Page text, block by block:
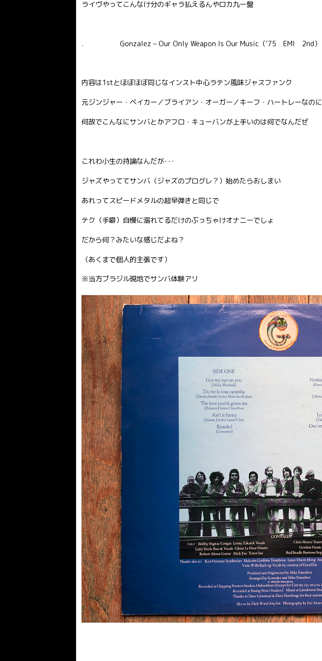
ライヴやってこんなけ分のギャラ払えるんやロカ九ー盤
. Gonzalez – Our Only Weapon Is Our Music（’75 EMI 2nd）
内容は1stとほぼほぼ同じなインスト中心ラテン風味ジャスファンク
元ジンジャー・ベイカー／ブライアン・オーガー／キーフ・ハートレーなのに
何故でこんなにサンバとかアフロ・キューバンが上手いのは何でなんだぜ
これわ小生の持論なんだが･･･
ジャズやっててサンバ（ジャズのプログレ？）始めたらおしまい
あれってスピードメタルの超早弾きと同じで
テク（手癖）自慢に溺れてるだけのぶっちゃけオナニーでしょ
だから何？みたいな感じだよね？
（あくまで個人的主張です）
※当方ブラジル現地でサンバ体験アリ